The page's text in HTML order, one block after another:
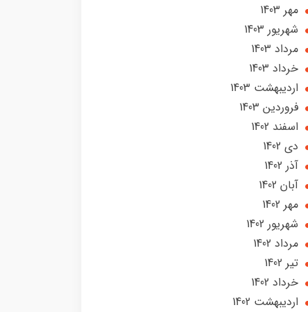
مهر 1403
شهریور 1403
مرداد 1403
خرداد 1403
ارديبهشت 1403
فروردین 1403
اسفند 1402
دی 1402
آذر 1402
آبان 1402
مهر 1402
شهریور 1402
مرداد 1402
تير 1402
خرداد 1402
ارديبهشت 1402